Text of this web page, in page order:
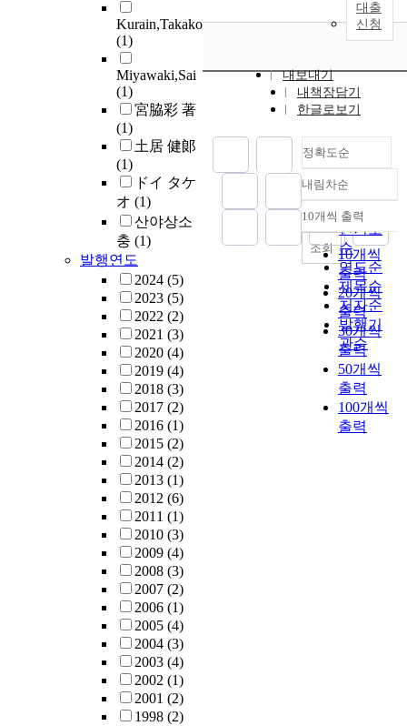
Kurain,Takako
(1)
Miyawaki,Sai
(1)
宮脇彩 著
(1)
土居 健郞
(1)
ドイ タケ
オ (1)
산야상소
충 (1)
발행연도
2024 (5)
2023 (5)
2022 (2)
2021 (3)
2020 (4)
2019 (4)
2018 (3)
2017 (2)
2016 (1)
2015 (2)
2014 (2)
2013 (1)
2012 (6)
2011 (1)
2010 (3)
2009 (4)
2008 (3)
2007 (2)
2006 (1)
2005 (4)
2004 (3)
2003 (4)
2002 (1)
2001 (2)
1998 (2)
대출
신청
내보내기
내책장담기
한글로보기
정확도순
정확도
순
인기도
순
연도순
제목순
저자순
발행기
관순
내림차순
내림차순
10개씩 출력
10개씩
출력
20개씩
출력
30개씩
출력
50개씩
출력
100개씩
출력
조회